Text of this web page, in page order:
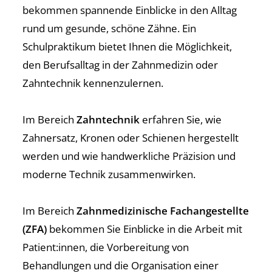
bekommen spannende Einblicke in den Alltag
rund um gesunde, schöne Zähne. Ein
Schulpraktikum bietet Ihnen die Möglichkeit,
den Berufsalltag in der Zahnmedizin oder
Zahntechnik kennenzulernen.
Im Bereich Zahntechnikerfahren Sie, wie
Zahnersatz, Kronen oder Schienen hergestellt
werden und wie handwerkliche Präzision und
moderne Technik zusammenwirken.
Im Bereich Zahnmedizinische Fachangestellte
(ZFA)bekommen Sie Einblicke in die Arbeit mit
Patient:innen, die Vorbereitung von
Behandlungen und die Organisation einer